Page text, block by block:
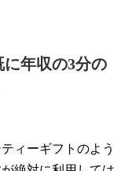
年収の3分の
ィーギフトのよう